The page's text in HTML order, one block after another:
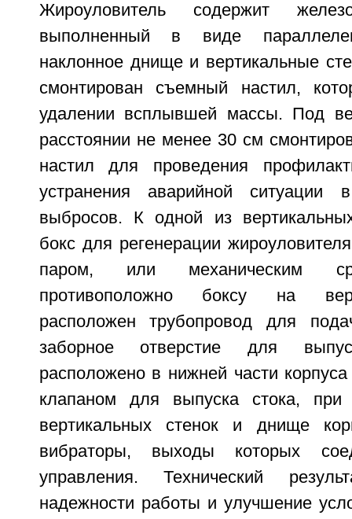
Жироуловитель содержит
выполненный в виде
наклонное днище и вертикальные
смонтирован съемный настил,
удалении всплывшей массы. Под
расстоянии не менее 30 см
настил для проведения
устранения аварийной ситуации
выбросов. К одной из
бокс для регенерации
паром, или механическим
противоположно боксу на
расположен трубопровод для
заборное отверстие для
расположено в нижней части
клапаном для выпуска стока,
вертикальных стенок и днище
вибраторы, выходы которых
управления. Технический
надежности работы и улучшение